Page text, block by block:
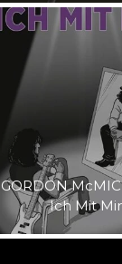
GORDON
Ich Mit Mir